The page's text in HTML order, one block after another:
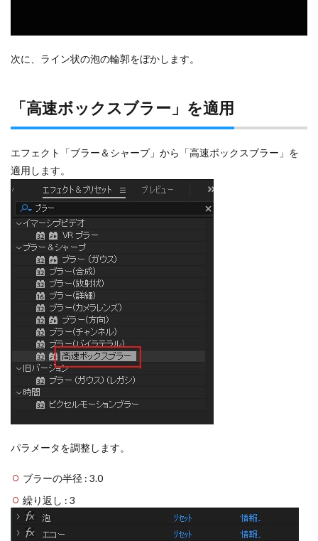
次に、ライン状の泡の輪郭をぼかします。
「高速ボックスブラー」を適用
エフェクト「ブラー＆シャープ」から「高速ボックスブラー」を
適用します。
パラメータを調整します。
ブラーの半径 : 3.0
繰り返し : 3